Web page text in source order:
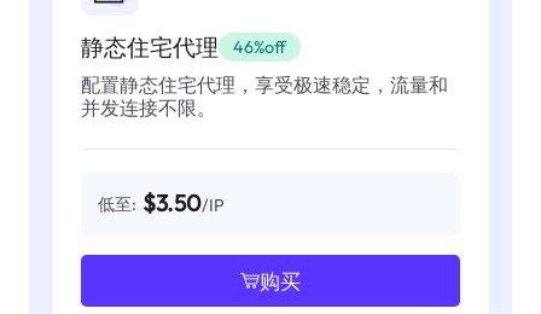
静态住宅代理 46%off
配置静态住宅代理，享受极速稳定，流量和
并发连接不限。
低至: $3.50/IP
购买